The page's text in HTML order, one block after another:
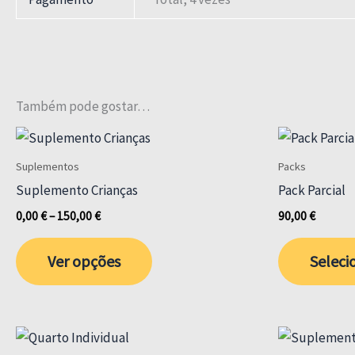
Também pode gostar…
Suplementos
Suplemento Crianças
0,00€– 150,00€Price
through
Ver opções
product
Packs
Pack Parcial
90,00€